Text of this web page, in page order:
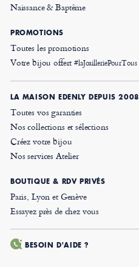
Naissance & Baptême
PROMOTIONS
Toutes les promotions
Votre bijou offert#laJoailleriePourTous
LA MAISON EDENLY DEPUIS 2008
Toutes vos garanties
Nos collections et sélections
Créez votre bijou
Nos services Atelier
BOUTIQUE & RDV PRIVÉS
Paris, Lyon et Genève
Essayez près de chez vous
BESOIN D'AIDE ?